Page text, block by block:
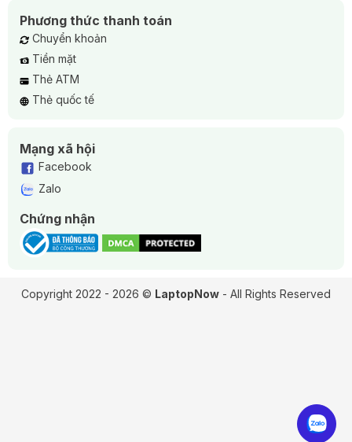
Phương thức thanh toán
Chuyển khoản
Tiền mặt
Thẻ ATM
Thẻ quốc tế
Mạng xã hội
Facebook
Zalo
Chứng nhận
Copyright 2022 - 2026 © LaptopNow - All Rights Reserved